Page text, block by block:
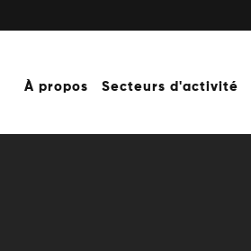
À propos Secteurs d'activité